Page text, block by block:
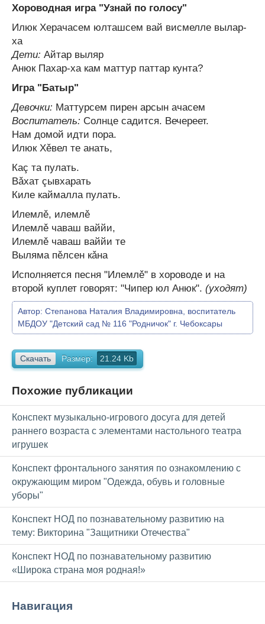
Хороводная игра "Узнай по голосу"
Илюк Херачасем юлташсем вай висмелле вылар-
ха
Дети: Айтар выляр
Анюк Пахар-ха кам маттур паттар кунта?
Игра "Батыр"
Девочки: Маттурсем пирен арсын ачасем
Воспитатель: Солнце садится. Вечереет.
Нам домой идти пора.
Илюк Хěвел те анать,
Каç та пулать.
Вǎхат çывхарать
Киле каймалла пулать.
Илемлě, илемлě
Илемлě чаваш ваййи,
Илемлě чаваш ваййи те
Выляма пěлсен кǎна
Исполняется песня "Илемлě" в хороводе и на
второй куплет говорят: "Чипер юл Анюк". (уходят)
Автор: Степанова Наталия Владимировна, воспитатель
МБДОУ "Детский сад № 116 "Родничок" г. Чебоксары
Скачать Размер: 21.24 Kb
Похожие публикации
Конспект музыкально-игрового досуга для детей
раннего возраста с элементами настольного театра
игрушек
Конспект фронтального занятия по ознакомлению с
окружающим миром "Одежда, обувь и головные
уборы"
Конспект НОД по познавательному развитию на
тему: Викторина "Защитники Отечества"
Конспект НОД по познавательному развитию
«Широка страна моя родная!»
Навигация